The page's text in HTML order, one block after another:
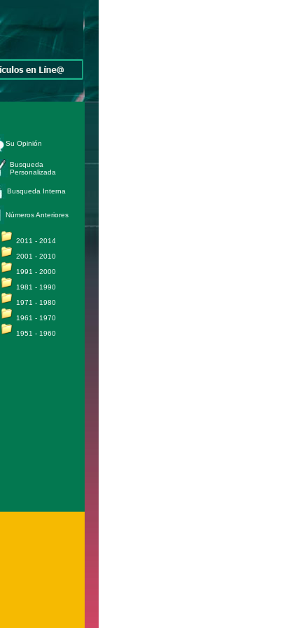
Su Opinión
Busqueda
Personalizada
Busqueda Interna
Números Anteriores
2011 - 2014
2001 - 2010
1991 - 2000
1981 - 1990
1971 - 1980
1961 - 1970
1951 - 1960